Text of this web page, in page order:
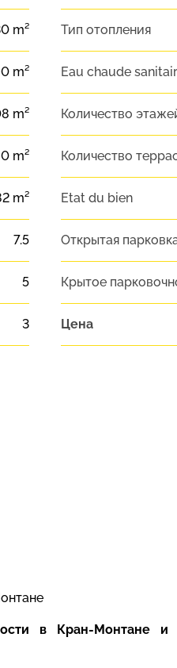
m²
m²
m²
m²
m²
7.5
5
3
Тип отопления
Eau chaude
Количество
Количество
Etat du bien
Открытая
Крытое
Цена
в Кран-Монтане и